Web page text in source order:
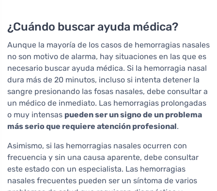
¿Cuándo buscar ayuda médica?
Aunque la mayoría de los casos de hemorragias nasales
no son motivo de alarma, hay situaciones en las que es
necesario buscar ayuda médica. Si la hemorragia nasal
dura más de 20 minutos, incluso si intenta detener la
sangre presionando las fosas nasales, debe consultar a
un médico de inmediato. Las hemorragias prolongadas
o muy intensas pueden ser un signo de un problema
más serio que requiere atención profesional.
Asimismo, si las hemorragias nasales ocurren con
frecuencia y sin una causa aparente, debe consultar
este estado con un especialista. Las hemorragias
nasales frecuentes pueden ser un síntoma de varios